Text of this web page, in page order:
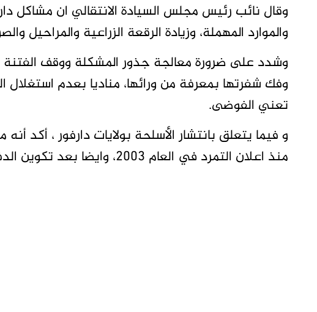
وقال نائب رئيس مجلس السيادة الانتقالي ان مشاكل
والموارد المهملة، وزيادة الرقعة الزراعية والمراحيل
وشدد على ضرورة معالجة جذور المشكلة ووقف الفتنة
وفك شفرتها بمعرفة من ورائها، مناديا بعدم استغلال
تعني الفوضى.
و فيما يتعلق بانتشار الأسلحة بولايات دارفور ، أكد
منذ اعلان التمرد في العام ٢٠٠٣، وايضا بعد تكوين الدفاع الشعبي، وحرس الحدود وأمن القبائل.